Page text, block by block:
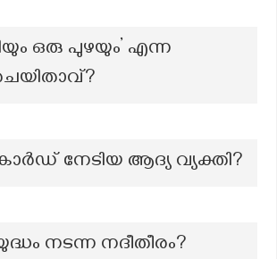
ഒരു പുഴയും’ എന്ന
നേടിയ ആദ്യ വ്യക്തി?
നടന്ന നദീതീരം?